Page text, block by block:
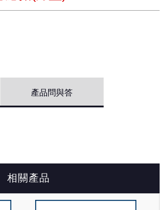
產品問與答
相關產品